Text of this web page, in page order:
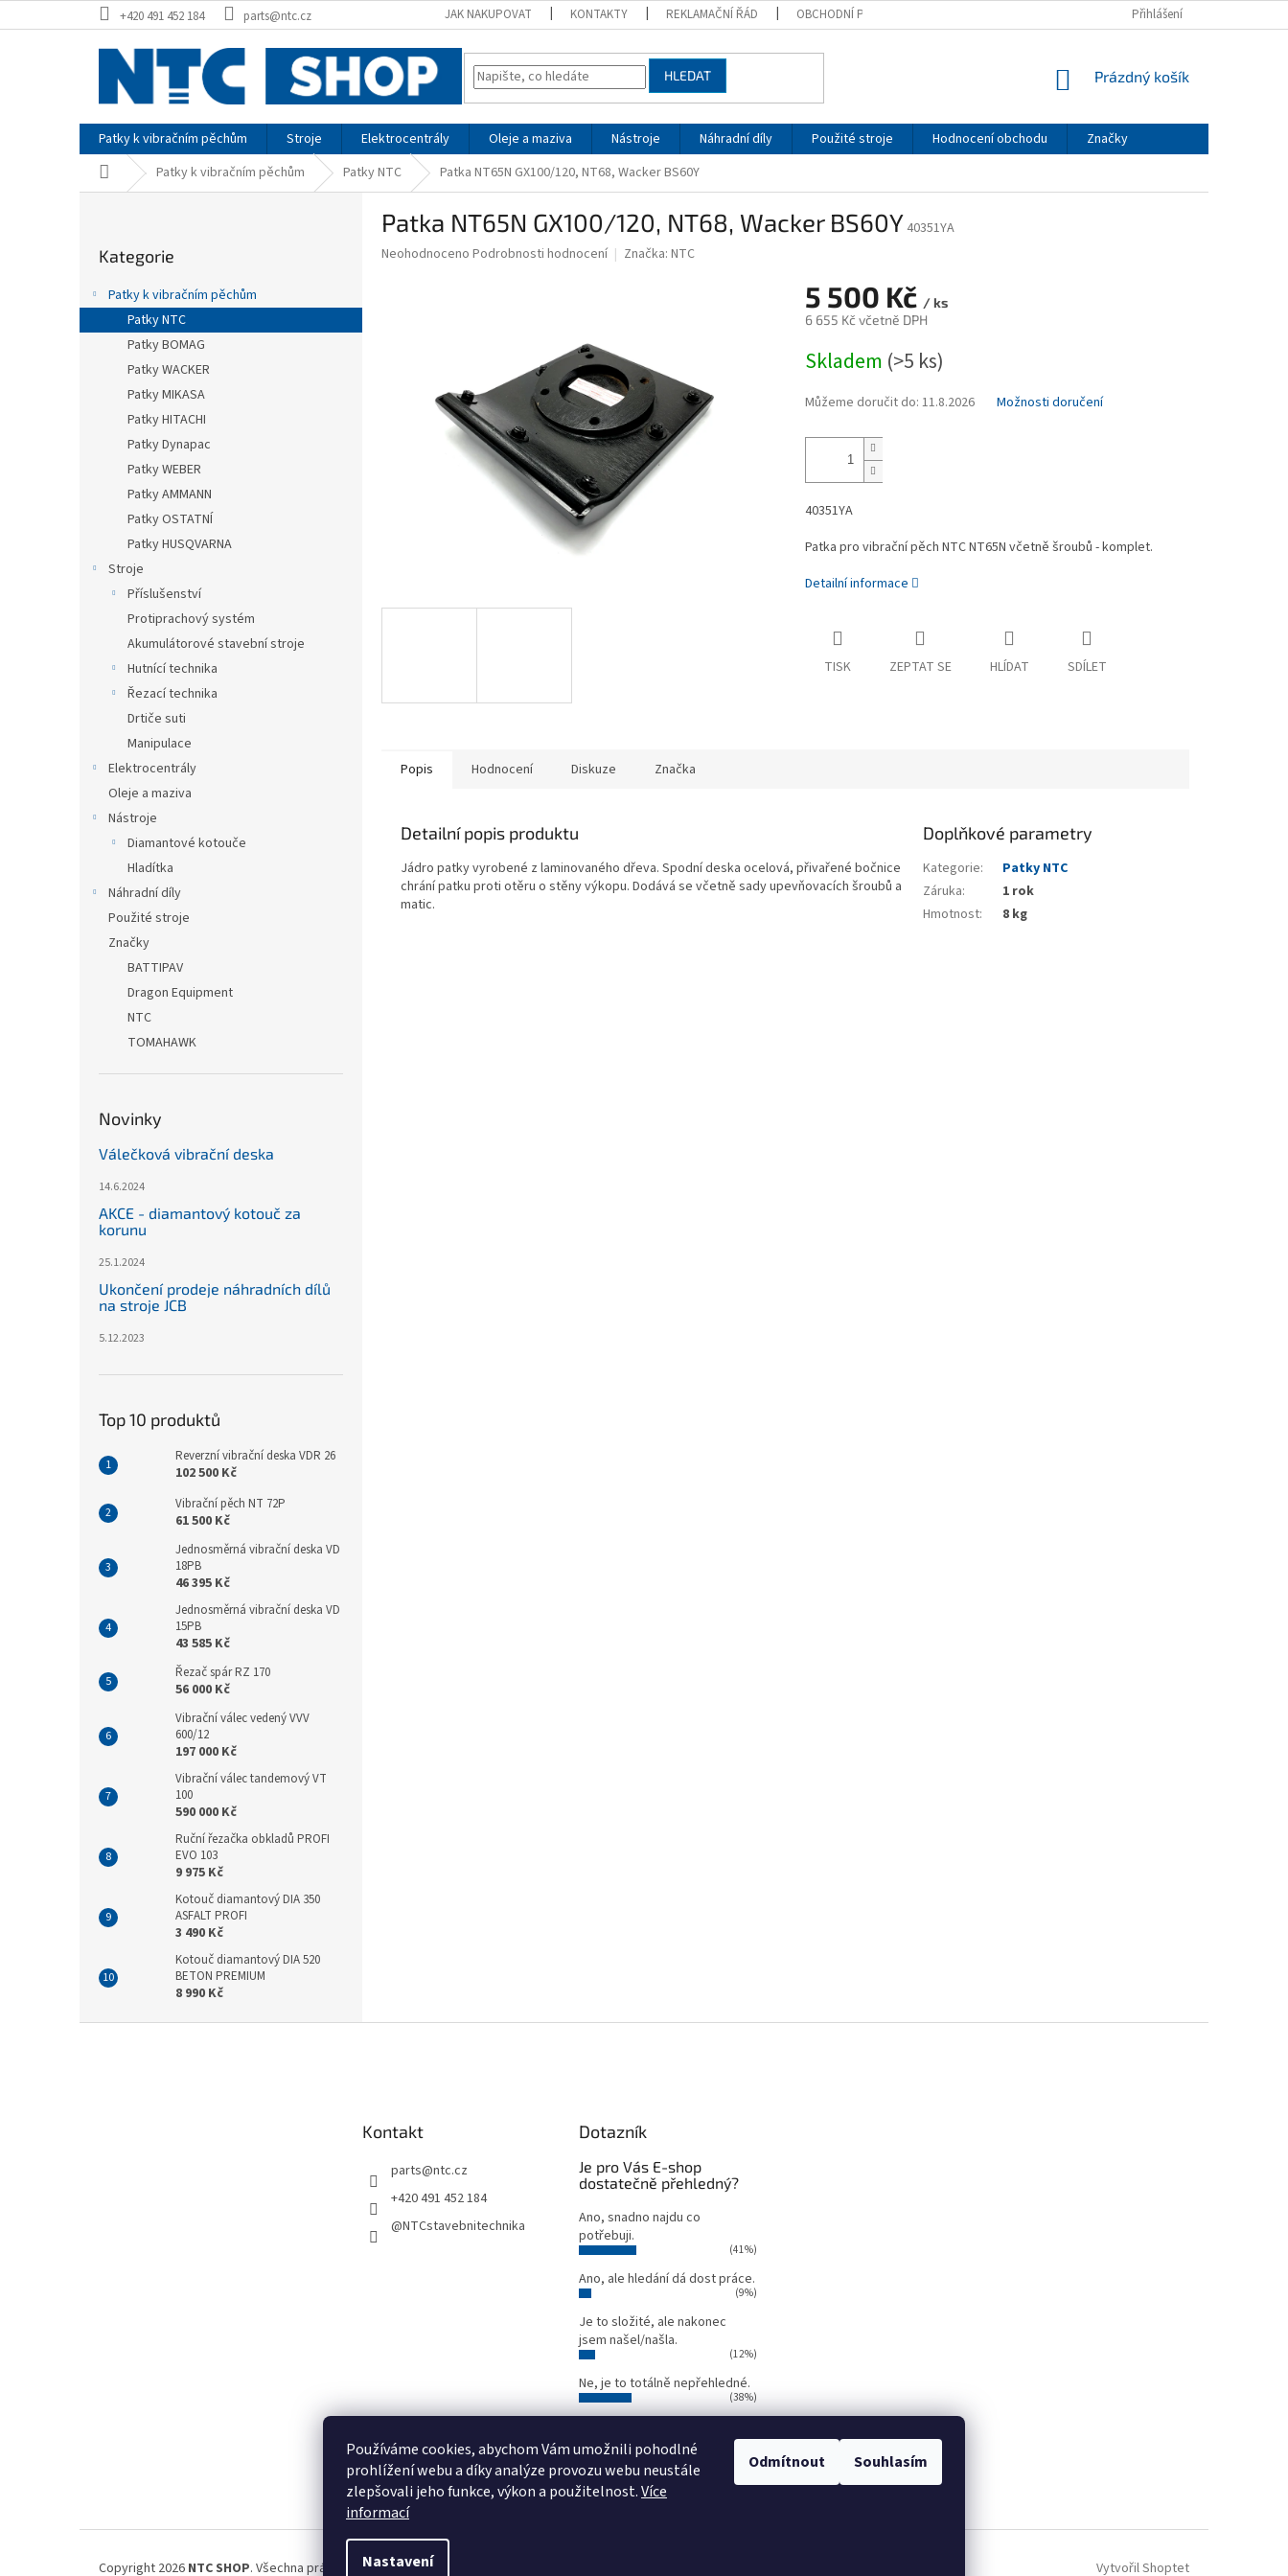
Používáme cookies, abychom Vám umožnili pohodlné
prohlížení webu a díky analýze provozu webu neustále
zlepšovali jeho funkce, výkon a použitelnost.Více
informací
Nastavení
Odmítnout Souhlasím
na
+420 491 452 184 parts@ntc.cz JAK NAKUPOVAT KONTAKTY REKLAMAČNÍ ŘÁD OBCHODNÍ PODMÍNKY PODMÍNKY OCHRANY OSOBNÍCH ÚDAJŮ
Přihlášení
HLEDAT
NÁKUPNÍ
Prázdný košík
Patky k vibračním pěchům Stroje Elektrocentrály Oleje a maziva Nástroje Náhradní díly Použité stroje Hodnocení obchodu
Značky
Domů Patky k vibračním pěchům Patky NTC Patka NT65N GX100/120, NT68, Wacker BS60Y
a
n
kategorie
Kategorie
Patky k vibračním pěchům
Patky NTC
Patky BOMAG
Patky WACKER
Patky MIKASA
Patky HITACHI
Patky Dynapac
Patky WEBER
Patky AMMANN
Patky OSTATNÍ
Patky HUSQVARNA
Stroje
Příslušenství
Protiprachový systém
Akumulátorové stavební stroje
Hutnící technika
Řezací technika
Drtiče suti
Manipulace
Elektrocentrály
Oleje a maziva
Nástroje
Diamantové kotouče
Hladítka
Náhradní díly
Použité stroje
Značky
BATTIPAV
Dragon Equipment
NTC
TOMAHAWK
Novinky
Válečková vibrační deska
14.6.2024
AKCE - diamantový kotouč za
korunu
25.1.2024
Ukončení prodeje náhradních dílů
na stroje JCB
5.12.2023
Top 10 produktů
Reverzní vibrační deska VDR 26
102 500 Kč
Vibrační pěch NT 72P
61 500 Kč
Jednosměrná vibrační deska VD
18PB
46 395 Kč
Jednosměrná vibrační deska VD
15PB
43 585 Kč
Řezač spár RZ 170
56 000 Kč
Vibrační válec vedený VVV
600/12
197 000 Kč
Vibrační válec tandemový VT
100
590 000 Kč
Ruční řezačka obkladů PROFI
EVO 103
9 975 Kč
Kotouč diamantový DIA 350
ASFALT PROFI
3 490 Kč
Kotouč diamantový DIA 520
BETON PREMIUM
8 990 Kč
Patka NT65N GX100/120, NT68, Wacker BS60Y 40351YA
Průměrné
Neohodnoceno Podrobnosti hodnocení Značka: NTC
5 500 Kč / ks
6 655 Kč včetně DPH
cena:
Skladem (>5 ks)
Můžeme doručit do: 11.8.2026 Možnosti doručení
40351YA
Patka pro vibrační pěch NTC NT65N včetně šroubů - komplet.
Detailní informace
TISK ZEPTAT SE HLÍDAT SDÍLET
Popis Hodnocení Diskuze Značka
Detailní popis produktu
Jádro patky vyrobené z laminovaného dřeva. Spodní deska ocelová, přivařené bočnice
chrání patku proti otěru o stěny výkopu. Dodává se včetně sady upevňovacích šroubů a
matic.
Doplňkové parametry
Kategorie:
Patky NTC
Záruka:
1 rok
Hmotnost: 8 kg
Kontakt
parts@ntc.cz
+420 491 452 184
@NTCstavebnitechnika
Dotazník
Je pro Vás E-shop
dostatečně přehledný?
Ano, snadno najdu co
potřebuji.
(41%)
Ano, ale hledání dá dost práce.
(9%)
Je to složité, ale nakonec
jsem našel/našla.
(12%)
Ne, je to totálně nepřehledné.
(38%)
Oficiální webové stránky NTC Půjčovna stavebních strojů NTC
Vytvořil Shoptet
Copyright 2026 NTC SHOP. Všechna práva vyhrazena.Upravit nastavení cookies